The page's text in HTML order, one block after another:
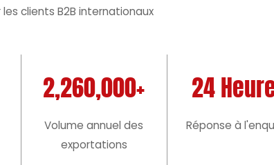
clients B2B internationaux
2,260,000+
Volume annuel des
exportations
24
Réponse à